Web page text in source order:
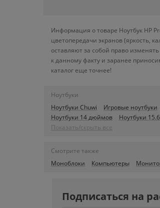
Информация о товаре Ноутбук HP
цветопередачи экранов (яркость,
оставляют за собой право
к данному факту и заранее
каталог еще точнее!
Ноутбуки
Ноутбуки Chuwi
Игровые ноутбуки
Ноутбуки 14 дюймов
Ноутбуки
Показать/скрыть все
Смотрите также
Моноблоки
Компьютеры
Подписаться на